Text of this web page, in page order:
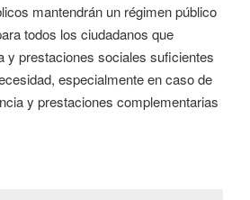
mantendrán un régimen público
todos los ciudadanos que
y prestaciones sociales suficientes
especialmente en caso de
y prestaciones complementarias